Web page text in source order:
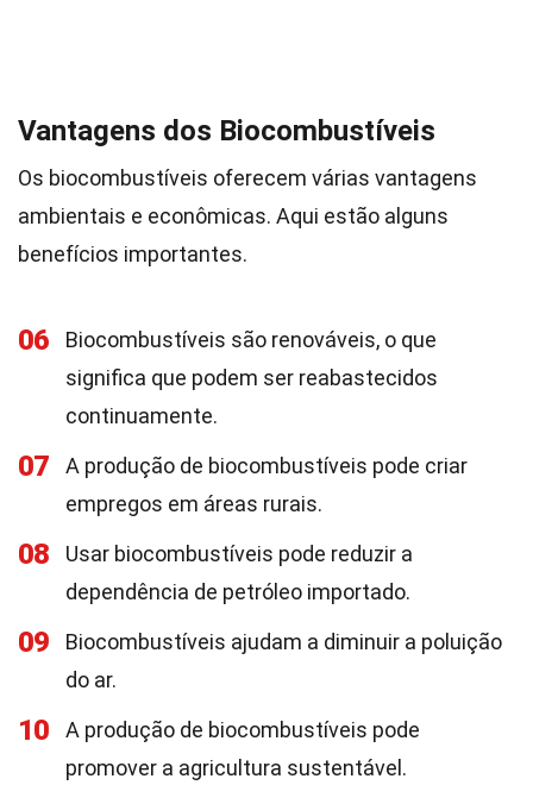
Vantagens dos Biocombustíveis
Os biocombustíveis oferecem várias vantagens
ambientais e econômicas. Aqui estão alguns
benefícios importantes.
06
Biocombustíveis são renováveis, o que
significa que podem ser reabastecidos
continuamente.
07
A produção de biocombustíveis pode criar
empregos em áreas rurais.
08
Usar biocombustíveis pode reduzir a
dependência de petróleo importado.
09
Biocombustíveis ajudam a diminuir a poluição
do ar.
10
A produção de biocombustíveis pode
promover a agricultura sustentável.